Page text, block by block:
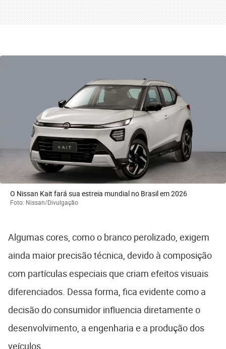
O Nissan Kait fará sua estreia mundial no Brasil em 2026
Foto: Nissan/Divulgação
Algumas cores, como o branco perolizado, exigem
ainda maior precisão técnica, devido à composição
com partículas especiais que criam efeitos visuais
diferenciados. Dessa forma, fica evidente como a
decisão do consumidor influencia diretamente o
desenvolvimento, a engenharia e a produção dos
veículos.